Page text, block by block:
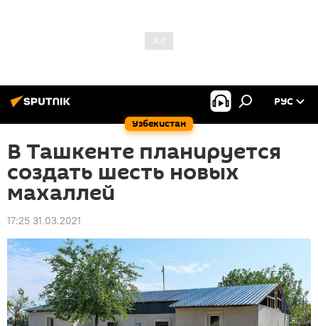
Узбекистан
РУС
В Ташкенте планируется
создать шесть новых
махаллей
17:25 31.03.2021